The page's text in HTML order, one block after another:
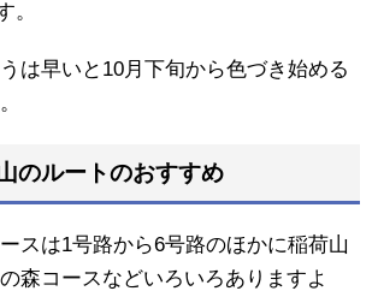
。
は早いと10月下旬から色づき始める
のルートのおすすめ
スは1号路から6号路のほかに稲荷山
森コースなどいろいろありますよ